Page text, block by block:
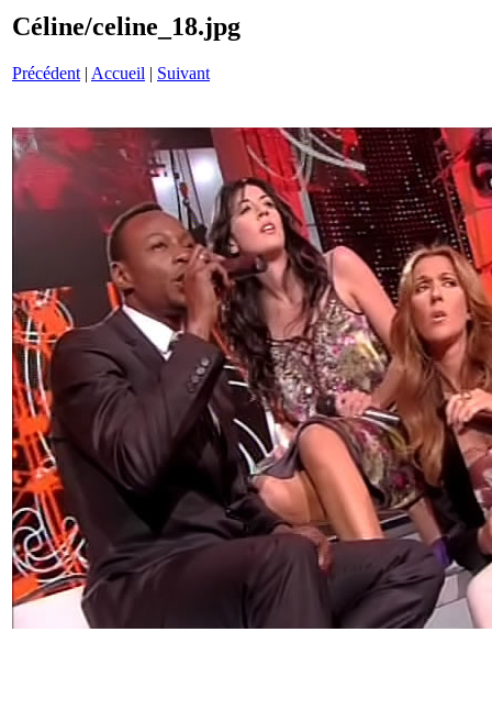
Céline/celine_18.jpg
Précédent | Accueil | Suivant